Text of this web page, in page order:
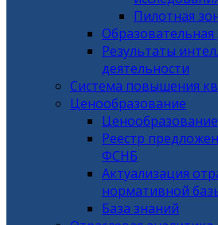
Пилотная
Образовательная
Результаты
деятельности
Система повышения
Ценообразование
Ценообразование
Реестр
ФСНБ
Актуализация
нормативной
База знаний